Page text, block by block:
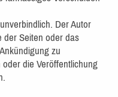
Der Autor
der Seiten oder das
zu
die Veröffentlichung